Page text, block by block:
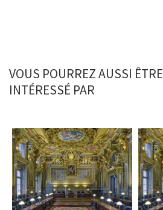
VOUS POURREZ AUSSI ÊTRE
INTÉRESSÉ PAR